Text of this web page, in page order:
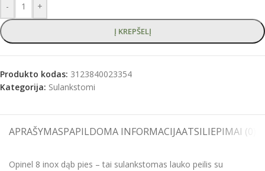
- +
Į KREPŠELĮ
Produkto kodas: 3123840023354
Kategorija: Sulankstomi
APRAŠYMASPAPILDOMA INFORMACIJAATSILIEPIMAI (0)
Opinel 8 inox dąb pies – tai sulankstomas lauko peilis su